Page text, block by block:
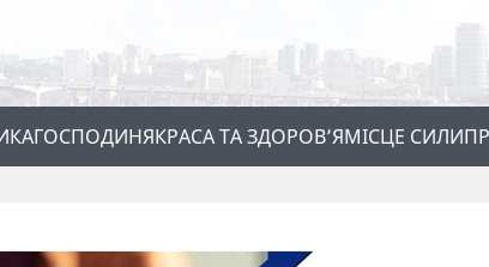
ГОСПОДИНЯКРАСА ТА ЗДОРОВ’ЯМІСЦЕ СИЛИ